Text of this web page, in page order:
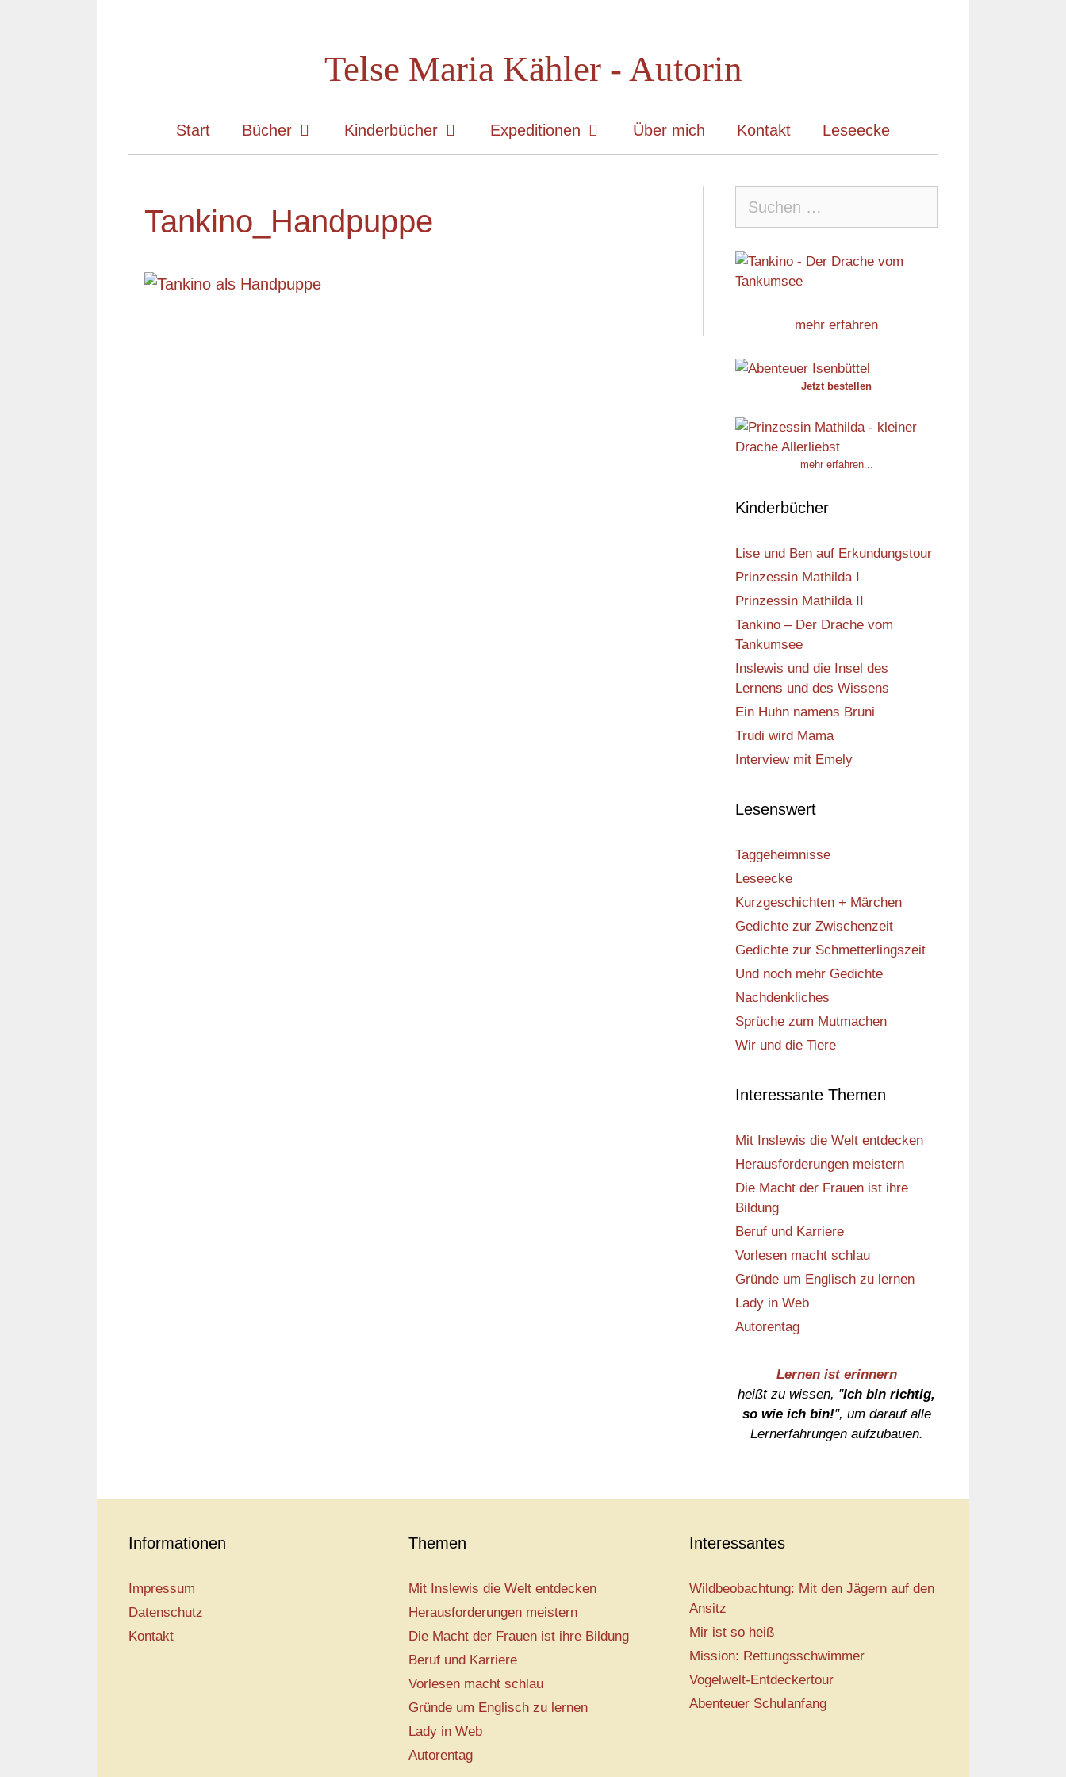
Telse Maria Kähler - Autorin
Start Bücher Kinderbücher Expeditionen Über mich Kontakt Leseecke
Tankino_Handpuppe
nach:
mehr erfahren
Jetzt bestellen
mehr erfahren...
Kinderbücher
Lise und Ben auf Erkundungstour
Prinzessin Mathilda I
Prinzessin Mathilda II
Tankino – Der Drache vom
Tankumsee
Inslewis und die Insel des
Lernens und des Wissens
Ein Huhn namens Bruni
Trudi wird Mama
Interview mit Emely
Lesenswert
Taggeheimnisse
Leseecke
Kurzgeschichten + Märchen
Gedichte zur Zwischenzeit
Gedichte zur Schmetterlingszeit
Und noch mehr Gedichte
Nachdenkliches
Sprüche zum Mutmachen
Wir und die Tiere
Interessante Themen
Mit Inslewis die Welt entdecken
Herausforderungen meistern
Die Macht der Frauen ist ihre
Bildung
Beruf und Karriere
Vorlesen macht schlau
Gründe um Englisch zu lernen
Lady in Web
Autorentag
Lernen ist erinnern
heißt zu wissen, "Ich bin richtig,
so wie ich bin!", um darauf alle
Lernerfahrungen aufzubauen.
Informationen
Impressum
Datenschutz
Kontakt
Themen
Mit Inslewis die Welt entdecken
Herausforderungen meistern
Die Macht der Frauen ist ihre Bildung
Beruf und Karriere
Vorlesen macht schlau
Gründe um Englisch zu lernen
Lady in Web
Autorentag
Interessantes
Wildbeobachtung: Mit den Jägern auf den
Ansitz
Mir ist so heiß
Mission: Rettungsschwimmer
Vogelwelt-Entdeckertour
Abenteuer Schulanfang